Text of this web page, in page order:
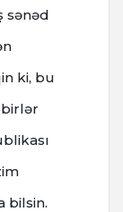
sənəd
ki, bu
bilsin.